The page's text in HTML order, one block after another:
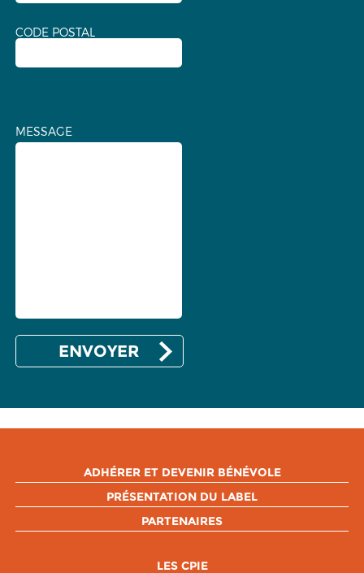
CODE POSTAL
MESSAGE
ADHÉRER ET DEVENIR BÉNÉVOLE
PRÉSENTATION DU LABEL
PARTENAIRES
LES CPIE